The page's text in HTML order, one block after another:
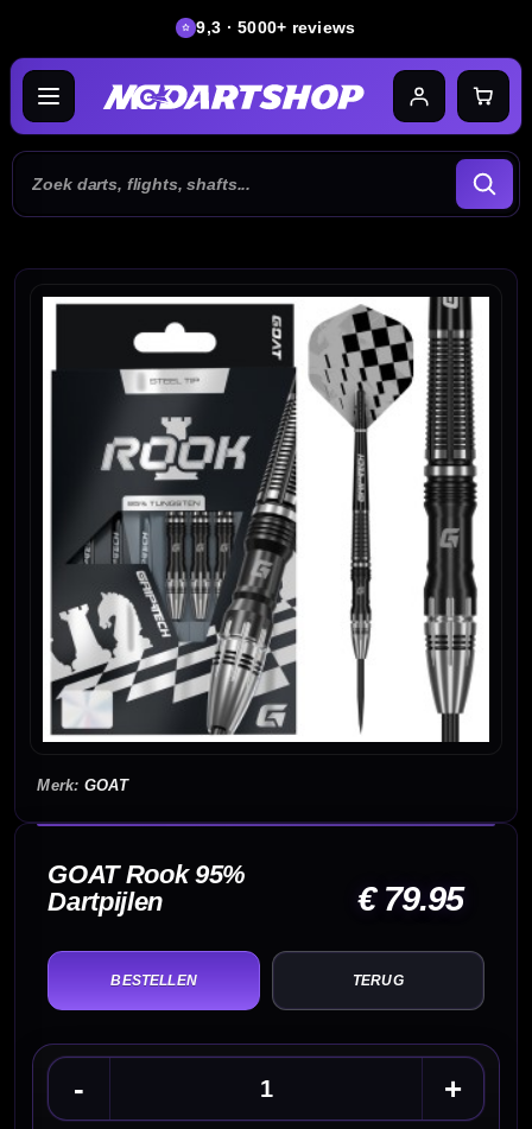
9,3 · 5000+ reviews
GOAT
GOAT Rook 95%
Dartpijlen
€ 79.95
TERUG
- +